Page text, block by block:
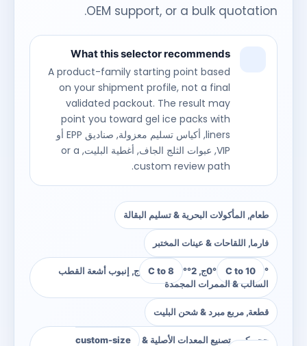
OEM support ,or a bulk quotation
.
What this selector recommends
A product-family starting point based
on your shipment profile ,not a final
validated packout.The result may
point you toward gel ice packs with
, أكياس تسليم معزولة, صناديق EPP أو
or a
custom review path
.
طعام, المأكولات البحرية & تسليم البقالة
فارما, اللقاحات & عينات المختبر
0° C to 10
C to 8
°ج, إنبوب أشعة القطب
السالب & الممرات المجمدة
قطعة, مربع مبرد & شحن البليت
حجم كبير, تصنيع المعدات الأصلية &
custom-size